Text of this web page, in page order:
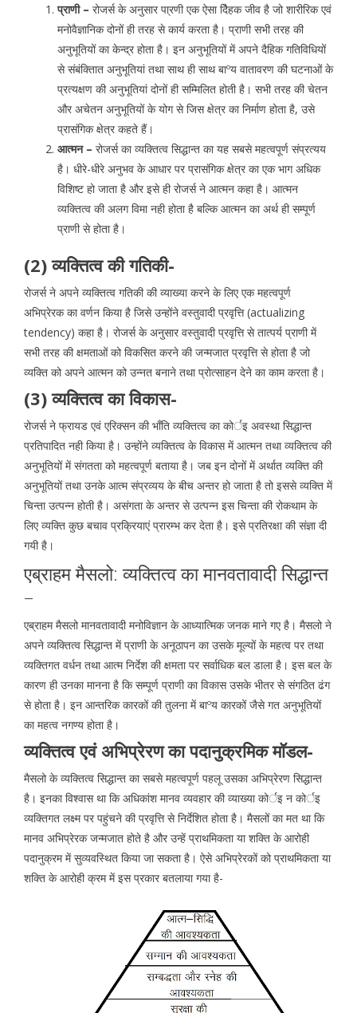
प्राणी – रोजर्स के अनुसार पा्रणी एक ऐसा दैिहक जीव है जो शारीरिक एवं
मनोवैज्ञानिक दोनों ही तरह से कार्य करता है। प्राणी सभी तरह की
अनुभूतियों का केन्द्र होता है। इन अनुभूतियों में अपने दैहिक गतिविधियों
से संबंक्तिात अनुभूतियां तथा साथ ही साथ बाºय वातावरण की घटनाओं के
प्रत्यक्षण की अनुभूतियां दोनों ही सम्मिलित होती है। सभी तरह की चेतन
और अचेतन अनुभूतियों के योग से जिस क्षेत्र का निर्माण होता है, उसे
प्रासंगिक क्षेत्र कहते हैं।
आत्मन – रोजर्स का व्यक्तित्व सिद्धान्त का यह सबसे महत्वपूर्ण संप्रत्यय
है। धीरे-धीरे अनुभव के आधार पर प्रासंगिक क्षेत्र का एक भाग अधिक
विशिष्ट हो जाता है और इसे ही रोजर्स ने आत्मन कहा है। आत्मन
व्यक्तित्व की अलग विमा नही होता है बल्कि आत्मन का अर्थ ही सम्पूर्ण
प्राणी से होता है।
(2) व्यक्तित्व की गतिकी-
रोजर्स ने अपने व्यक्तित्व गतिकी की व्याख्या करने के लिए एक महत्वपूर्ण
अभिप्रेरक का वर्णन किया है जिसे उन्होंने वस्तुवादी प्रवृत्ति (actualizing
tendency) कहा है। रोजर्स के अनुसार वस्तुवादी प्रवृत्ति से तात्पर्य प्राणी में
सभी तरह की क्षमताओं को विकसित करने की जन्मजात प्रवृत्ति से होता है जो
व्यक्ति को अपने आत्मन को उन्नत बनाने तथा प्रोत्साहन देने का काम करता है।
(3) व्यक्तित्व का विकास-
रोजर्स ने फ्रायड एवं एरिक्सन की भाँति व्यक्तित्व का कोर्इ अवस्था सिद्धान्त
प्रतिपादित नही किया है। उन्होंने व्यक्तित्व के विकास में आत्मन तथा व्यक्तित्व की
अनुभूतियों में संगतता को महत्वपूर्ण बताया है। जब इन दोनों में अर्थात व्यक्ति की
अनुभूतियों तथा उनके आत्म संप्रव्यय के बीच अन्तर हो जाता है तो इससे व्यक्ति में
चिन्ता उत्पन्न होती है। असंगता के अन्तर से उत्पन्न इस चिन्ता की रोकथाम के
लिए व्यक्ति कुछ बचाव प्रक्रियाएं प्रारम्भ कर देता है। इसे प्रतिरक्षा की संज्ञा दी
गयी है।
एब्राहम मैसलो: व्यक्तित्व का मानवतावादी सिद्धान्त
–
एब्राहम मैसलो मानवतावादी मनोविज्ञान के आध्यात्मिक जनक माने गए है। मैसलो ने
अपने व्यक्तित्व सिद्धान्त में प्राणी के अनूठापन का उसके मूल्यों के महत्व पर तथा
व्यक्तिगत वर्धन तथा आत्म निर्देश की क्षमता पर सर्वाधिक बल डाला है। इस बल के
कारण ही उनका मानना है कि सम्पूर्ण प्राणी का विकास उसके भीतर से संगठित ढंग
से होता है। इन आन्तरिक कारकों की तुलना में बाºय कारकों जैसे गत अनुभूतियों
का महत्व नगण्य होता है।
व्यक्तित्व एवं अभिप्रेरण का पदानुक्रमिक मॉडल-
मैसलो के व्यक्तित्व सिद्धान्त का सबसे महत्वपूर्ण पहलू उसका अभिप्रेरण सिद्धान्त
है। इनका विश्वास था कि अधिकांश मानव व्यवहार की व्याख्या कोर्इ न कोर्इ
व्यक्तिगत लक्ष्म पर पहुंचने की प्रवृत्ति से निर्देशित होता है। मैसलों का मत था कि
मानव अभिप्रेरक जन्मजात होते है और उन्हें प्राथमिकता या शक्ति के आरोही
पदानुक्रम में सुव्यवस्थित किया जा सकता है। ऐसे अभिप्रेरकों को प्राथमिकता या
शक्ति के आरोही क्रम में इस प्रकार बतलाया गया है-